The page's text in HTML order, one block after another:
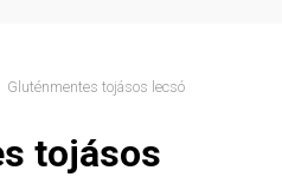
Gluténmentes tojásos lecsó
tojásos